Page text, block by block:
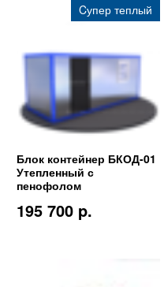
Cупер теплый
Блок контейнер БКОД-01
Утепленный с
пенофолом
195 700 p.